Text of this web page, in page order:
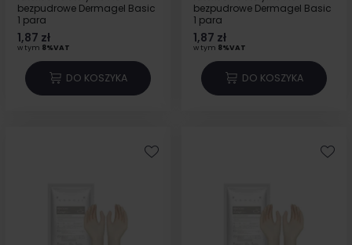
bezpudrowe Dermagel Basic
1 para
1,87 zł
w tym 8%VAT
DO KOSZYKA
bezpudrowe Dermagel Basic
1 para
1,87 zł
w tym 8%VAT
DO KOSZYKA